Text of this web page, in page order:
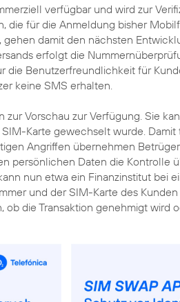
verfügbar und wird zur
die für die Anmeldung bisher
damit den nächsten
erfolgt die
die Benutzerfreundlichkeit für
keine SMS erhalten.
zur Vorschau zur Verfügung. Sie
Karte gewechselt wurde. Damit
Angriffen übernehmen
persönlichen Daten die Kontrolle
nun etwa ein Finanzinstitut bei
und der SIM-Karte des
ob die Transaktion genehmigt wird